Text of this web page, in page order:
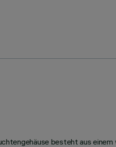
besteht aus einem